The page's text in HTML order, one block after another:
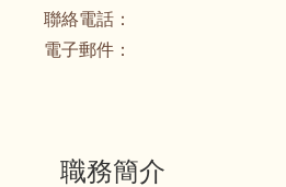
聯絡電話：
電子郵件：
職務簡介